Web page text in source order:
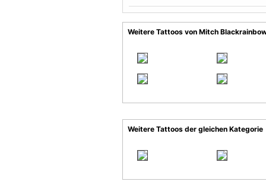
Weitere Tattoos von Mitch
Weitere Tattoos der gleichen Kategorie